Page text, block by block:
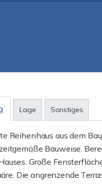
Lage Sonstiges
Reihenhaus aus dem
Bauweise.
Große
Die angrenzende